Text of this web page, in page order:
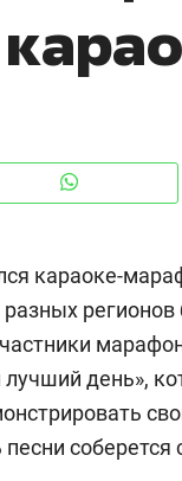
караоке-
день»,
песни